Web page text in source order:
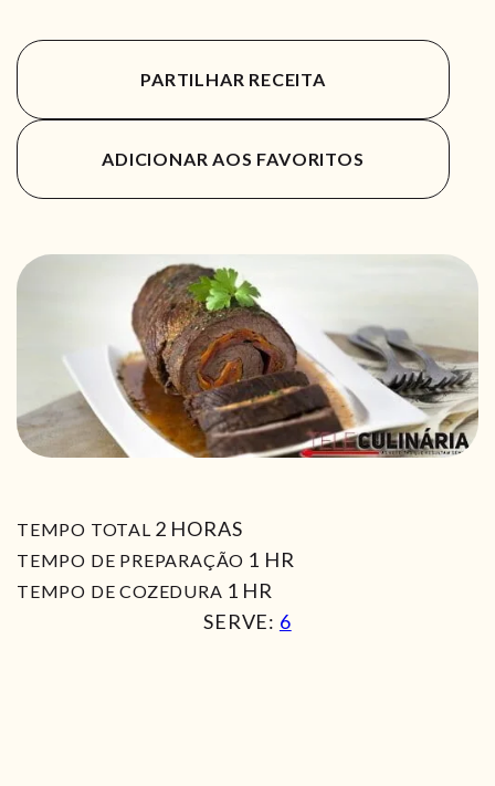
PARTILHAR RECEITA
ADICIONAR AOS FAVORITOS
TEMPO TOTAL 2HORAS
HORAS
TEMPO DE PREPARAÇÃO 1 HORA
HR
TEMPO DE COZEDURA 1 HORA
HR
SERVE: 6